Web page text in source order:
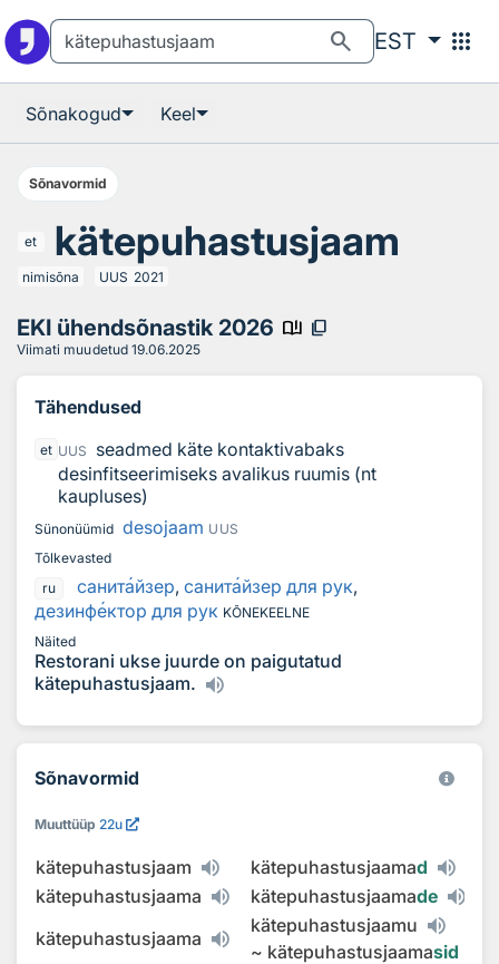
search EST apps
Sõnakogud Keel
Sõnavormid
et kätepuhastusjaam
nimisõna UUS 2021
EKI ühendsõnastik 2026 book_ribbon content_copy
Viimati muudetud 19.06.2025
Tähendused
et UUS
seadmed käte kontaktivabaks
desinfitseerimiseks avalikus ruumis (nt
kaupluses)
Sünonüümid desojaam UUS
Tõlkevasted
ru
санитайзер, санитайзер для рук,
дезинфектор для рук KÕNEKEELNE
Näited
Restorani ukse juurde on paigutatud
kätepuhastusjaam.
Sõnavormid
Muuttüüp 22u
kätepuhastusjaam kätepuhastusjaamad
kätepuhastusjaama
kätepuhastusjaamade
kätepuhastusjaama
kätepuhastusjaamu
~ kätepuhastusjaamasid